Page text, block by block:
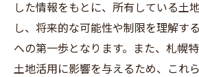
した情報をもとに、所有している土
し、将来的な可能性や制限を理解す
への第一歩となります。また、札幌
土地活用に影響を与えるため、これ